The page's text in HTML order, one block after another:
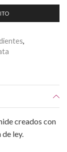
,
creados con
ley.